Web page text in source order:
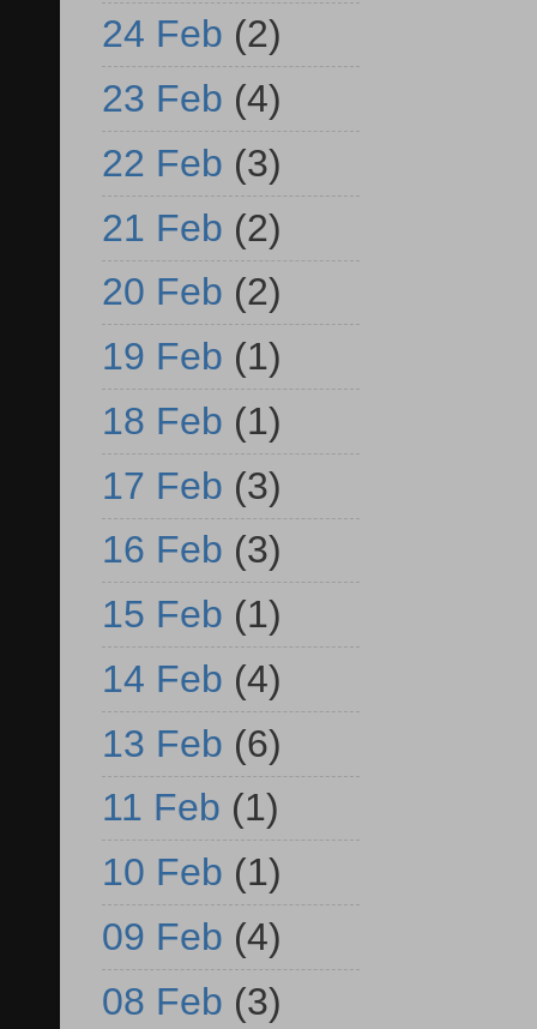
24 Feb (2)
23 Feb (4)
22 Feb (3)
21 Feb (2)
20 Feb (2)
19 Feb (1)
18 Feb (1)
17 Feb (3)
16 Feb (3)
15 Feb (1)
14 Feb (4)
13 Feb (6)
11 Feb (1)
10 Feb (1)
09 Feb (4)
08 Feb (3)